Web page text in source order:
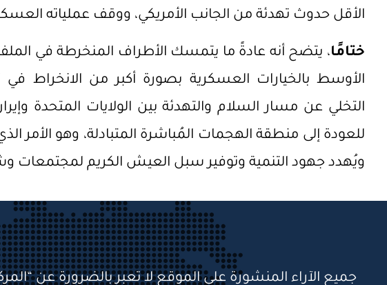
الأقل حدوث تهدئة من الجانب الأمريكي، ووقف عملياته
ختامًا، يتضح أنه عادةً ما يتمسك الأطراف المنخرطة في
الأوسط بالخيارات العسكرية بصورة أكبر من الانخراط
التخلي عن مسار السلام والتهدئة بين الولايات المتحدة
للعودة إلى منطقة الهجمات المُباشرة المتبادلة، وهو الأمر
ويُهدد جهود التنمية وتوفير سبل العيش الكريم لمجتمعات
جميع الآراء المنشورة على الموقع لا تعبر بالضرورة عن